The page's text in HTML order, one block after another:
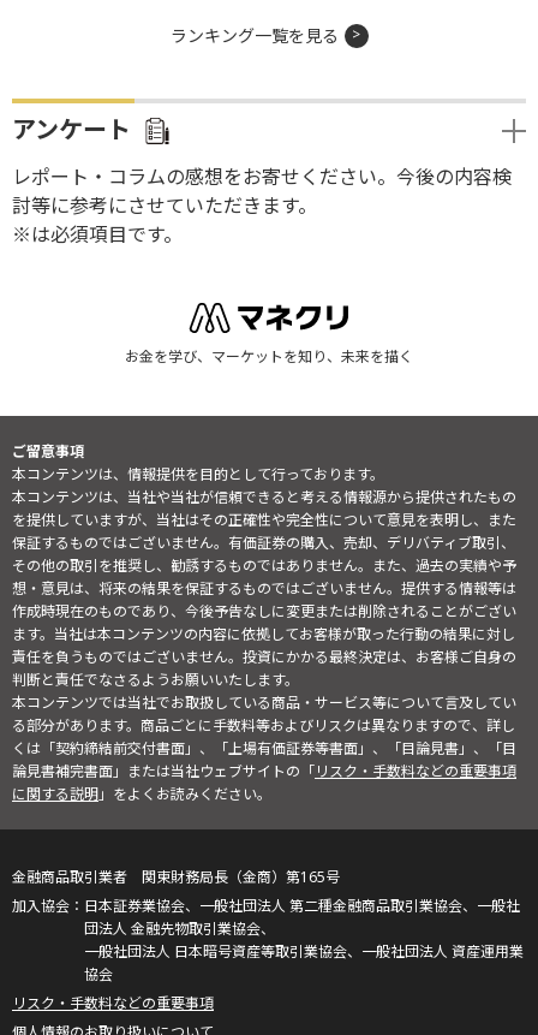
ランキング一覧を見る
アンケート
レポート・コラムの感想をお寄せください。今後の内容検
討等に参考にさせていただきます。
※は必須項目です。
お金を学び、マーケットを知り、未来を描く
ご留意事項
本コンテンツは、情報提供を目的として行っております。
本コンテンツは、当社や当社が信頼できると考える情報源から提供されたもの
を提供していますが、当社はその正確性や完全性について意見を表明し、また
保証するものではございません。有価証券の購入、売却、デリバティブ取引、
その他の取引を推奨し、勧誘するものではありません。また、過去の実績や予
想・意見は、将来の結果を保証するものではございません。提供する情報等は
作成時現在のものであり、今後予告なしに変更または削除されることがござい
ます。当社は本コンテンツの内容に依拠してお客様が取った行動の結果に対し
責任を負うものではございません。投資にかかる最終決定は、お客様ご自身の
判断と責任でなさるようお願いいたします。
本コンテンツでは当社でお取扱している商品・サービス等について言及してい
る部分があります。商品ごとに手数料等およびリスクは異なりますので、詳し
くは「契約締結前交付書面」、「上場有価証券等書面」、「目論見書」、「目
論見書補完書面」または当社ウェブサイトの「リスク・手数料などの重要事項
に関する説明」をよくお読みください。
金融商品取引業者 関東財務局長（金商）第165号
日本証券業協会、一般社団法人 第二種金融商品取引業協会、一般社
団法人 金融先物取引業協会、
一般社団法人 日本暗号資産等取引業協会、一般社団法人 資産運用業
協会
リスク・手数料などの重要事項